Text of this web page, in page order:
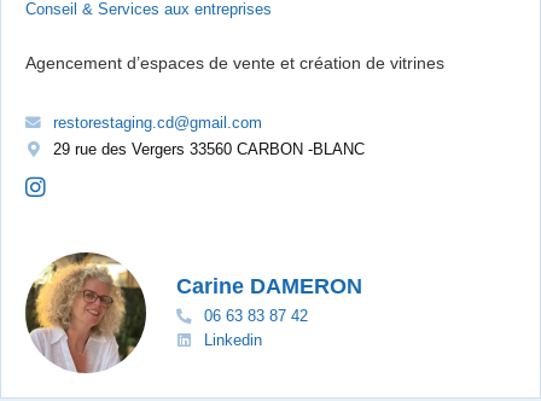
Conseil & Services aux entreprises
Agencement d’espaces de vente et création de vitrines
restorestaging.cd@gmail.com
29 rue des Vergers 33560 CARBON -BLANC
Carine DAMERON
06 63 83 87 42
Linkedin